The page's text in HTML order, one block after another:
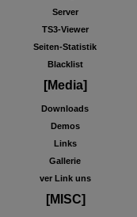
Server
TS3-Viewer
Seiten-Statistik
Blacklist
[Media]
Downloads
Demos
Links
Gallerie
ver Link uns
[MISC]